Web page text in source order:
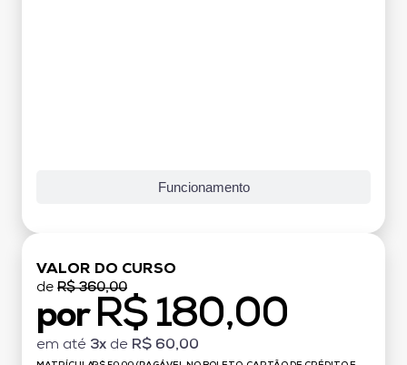
Funcionamento
VALOR DO CURSO
de R$ 360,00
por R$ 180,00
em até 3x de R$ 60,00